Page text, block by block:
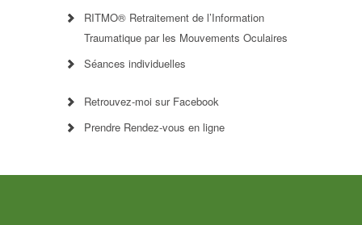
RITMO® Retraitement de l’Information
Traumatique par les Mouvements Oculaires
Séances individuelles
Retrouvez-moi sur Facebook
Prendre Rendez-vous en ligne